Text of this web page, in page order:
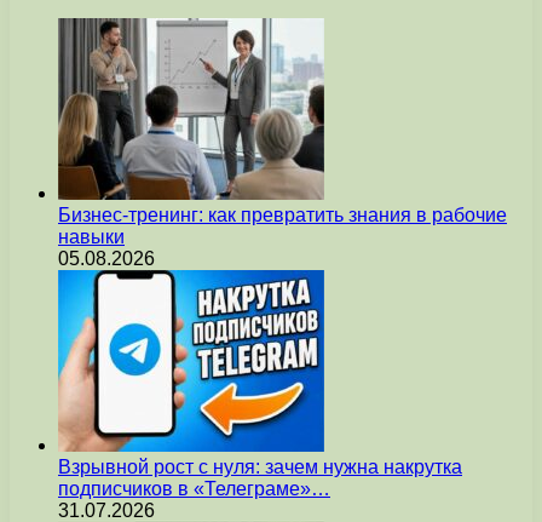
Бизнес-тренинг: как превратить знания в рабочие
навыки
05.08.2026
Взрывной рост с нуля: зачем нужна накрутка
подписчиков в «Телеграме»…
31.07.2026